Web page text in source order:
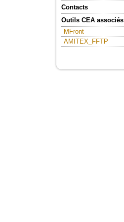
Contacts
Outils CEA associés
MFront
AMITEX_FFTP